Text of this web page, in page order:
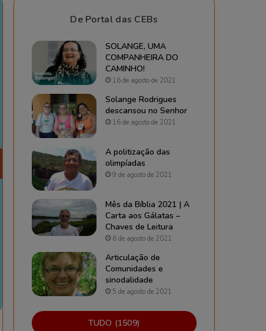
De Portal das CEBs
SOLANGE, UMA
COMPANHEIRA DO
CAMINHO!
16 de agosto de 2021
Solange Rodrigues
descansou no Senhor
16 de agosto de 2021
A politização das
olimpíadas
9 de agosto de 2021
Mês da Bíblia 2021 | A
Carta aos Gálatas –
Chaves de Leitura
6 de agosto de 2021
Articulação de
Comunidades e
sinodalidade
5 de agosto de 2021
TUDO (1509)